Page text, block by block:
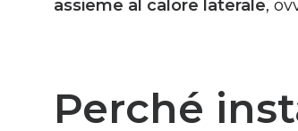
assieme al calore laterale,
Perché